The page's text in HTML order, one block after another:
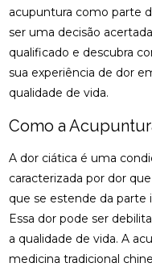
acupuntura como parte
ser uma decisão
qualificado e descubra
sua experiência de dor
qualidade de vida.
Como a
A dor ciática é uma
caracterizada por dor
que se estende da parte
Essa dor pode ser
a qualidade de vida. A
medicina tradicional
CLÍNICA DE QUIROPRAXIA PERTO DE MIM: TUDO
SOBRE O TEMA
COMO A ACUPUNTURA PODE ALIVIAR A
ENXAQUECA DE
COMO A ACUPUNTURA PODE ALIVIAR A
ENXAQUECA E
VIDA
COMO A ACUPUNTURA PODE ALIVIAR A
ENXAQUECA
COMO A CONSULTA COM UM ACUPUNTURISTA
PODE